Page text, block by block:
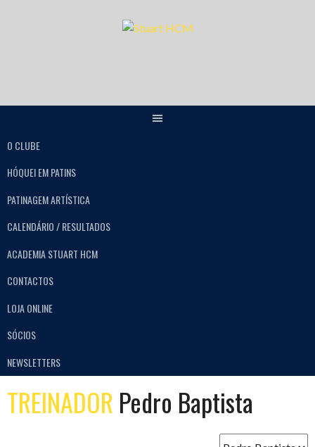
O CLUBE
HÓQUEI EM PATINS
PATINAGEM ARTÍSTICA
CALENDÁRIO / RESULTADOS
ACADEMIA STUART HCM
CONTACTOS
LOJA ONLINE
SÓCIOS
NEWSLETTERS
TREINADOR Pedro Baptista